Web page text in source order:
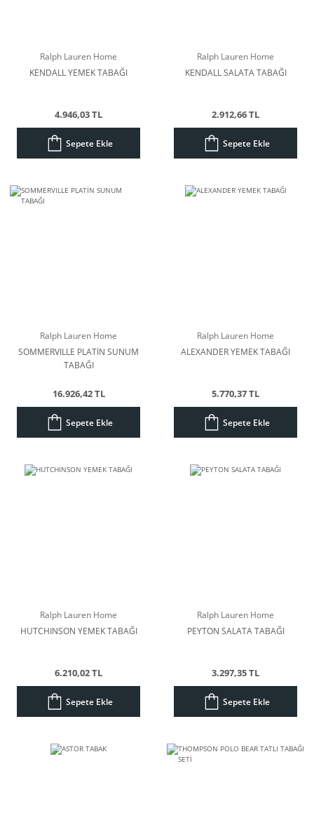
Ralph Lauren Home
KENDALL YEMEK TABAĞI
4.946,03 TL
Sepete Ekle
Ralph Lauren Home
KENDALL SALATA TABAĞI
2.912,66 TL
Sepete Ekle
Ralph Lauren Home
SOMMERVILLE PLATİN SUNUM
TABAĞI
16.926,42 TL
Sepete Ekle
Ralph Lauren Home
ALEXANDER YEMEK TABAĞI
5.770,37 TL
Sepete Ekle
Ralph Lauren Home
HUTCHINSON YEMEK TABAĞI
6.210,02 TL
Sepete Ekle
Ralph Lauren Home
PEYTON SALATA TABAĞI
3.297,35 TL
Sepete Ekle